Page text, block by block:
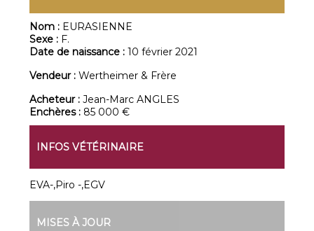
Nom : EURASIENNE
Sexe : F.
Date de naissance :10 février 2021
Vendeur :Wertheimer & Frère
Acheteur :Jean-Marc ANGLES
Enchères : 85 000 €
INFOS VÉTÉRINAIRE
EVA-,Piro -,EGV
MISES À JOUR